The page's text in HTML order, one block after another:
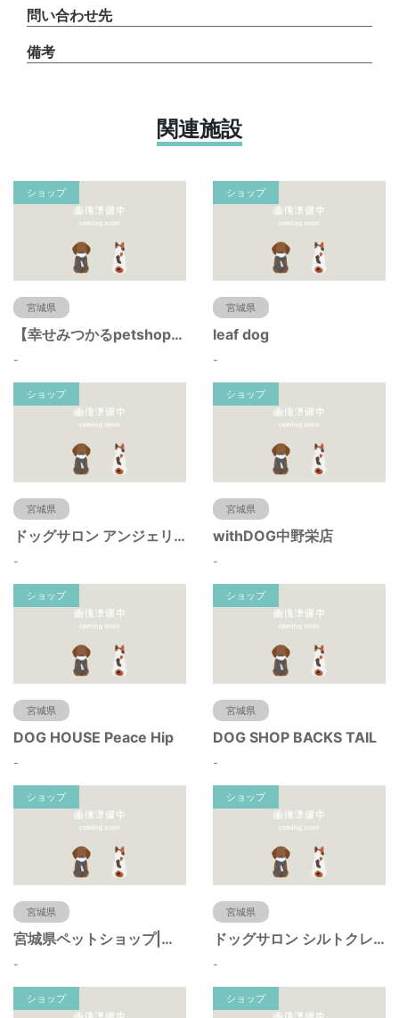
問い合わせ先
備考
関連施設
ショップ
宮城県
【幸せみつかるpetshop】ハバナデー
-
ショップ
宮城県
leaf dog
-
ショップ
宮城県
ドッグサロン アンジェリーク
-
ショップ
宮城県
withDOG中野栄店
-
ショップ
宮城県
DOG HOUSE Peace Hip
-
ショップ
宮城県
DOG SHOP BACKS TAIL
-
ショップ
宮城県
宮城県ペットショップ|ペットショップ鈴花
-
ショップ
宮城県
ドッグサロン シルトクレーテ
-
ショップ ショップ